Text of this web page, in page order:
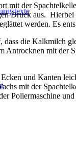
mit der
Druck aus. Hierbei
werden. Es
dass die Kalkmilch
Antrocknen mit der
und Kanten
mit der
Poliermaschine